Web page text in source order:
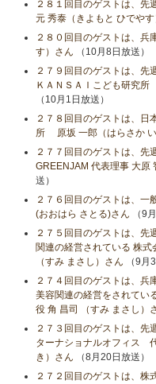
２８１回目のゲストは、先
元 秀泰（きよもと ひでや
２８０回目のゲストは、兵
す）さん （10月8日放送）
２７９回目のゲストは、
ＫＡＮＳＡＩこども研究
（10月1日放送）
２７８回目のゲストは、
所 原坂 一郎（はらさか
２７７回目のゲストは、先
GREENJAM 代表理事 大原
送）
２７６回目のゲストは、一
(おおはら さとる)さん （9
２７５回目のゲストは、先
関連の経営されている 株
（すみ まさし）さん （9月
２７４回目のゲストは、
美容関連の経営をされてい
役 角 昌司 （すみ まさし）
２７３回目のゲストは、先
ターナショナルオフィス
き）さん （8月20日放送）
２７２回目のゲストは、株